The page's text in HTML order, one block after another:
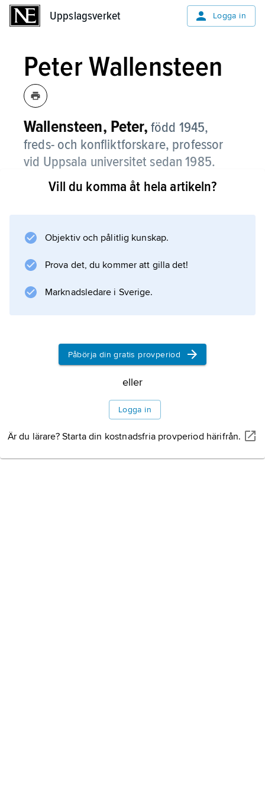
Uppslagsverket Logga in
Peter Wallensteen
Wallensteen, Peter, född 1945,
freds- och konfliktforskare, professor
vid Uppsala universitet sedan 1985.
Wallensteens forskning omfattar bl.a.
Han har utgivit bl.a.
globala systemet
(1994) samt
Preventing Violent Conflicts
Information om artikeln
Vill du komma åt hela artikeln?
Objektiv och pålitlig kunskap.
Prova det, du kommer att gilla det!
Marknadsledare i Sverige.
Påbörja din gratis provperiod
eller
Logga in
Är du lärare? Starta din kostnadsfria provperiod härifrån.